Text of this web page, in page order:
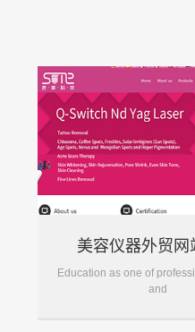
美容仪器外贸网
Education as one of
and